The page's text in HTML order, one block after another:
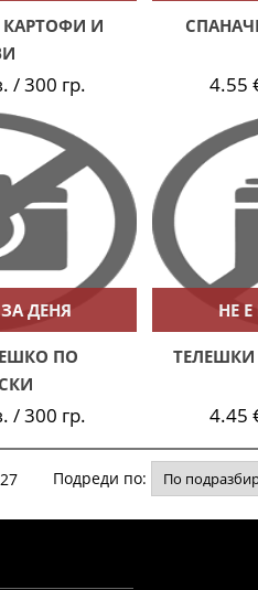
И
/ 300 гр. 4.55
ДЕНЯ
ПО
/ 300 гр.
НЕ
4.45
Подреди по: